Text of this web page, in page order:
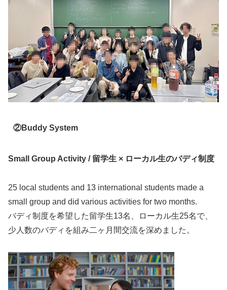
②Buddy System
Small Group Activity / 留学生 × ローカル生のバディ制度
25 local students and 13 international students made a
small group and did various activities for two months.
バディ制度を希望した留学生13名、ローカル生25名で、
少人数のバディを組み二ヶ月間交流を深めました。